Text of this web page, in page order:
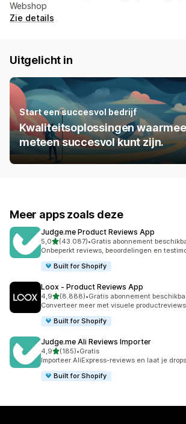
Webshop
Zie details
Uitgelicht in
Start een succesvol bedrijf
Kwaliteitsoplossingen
meteen succesvol kunt zijn.
Meer apps zoals deze
Judge.me Product Reviews App
5,0van 5 sterren
(43.087)
43087 recensies in totaal
•Gratis abonnement
Onbeperkt reviews, beoordelingen en
Built for Shopify
Loox ‑ Product Reviews App
4,9van 5 sterren
(8.888)
8888 recensies in totaal
•Gratis abonnement
Converteer meer met visuele
Built for Shopify
Judge.me Ali Reviews Importer
4,9van 5 sterren
(185)
185 recensies in totaal
•Gratis
Importeer AliExpress-reviews en laat je
Built for Shopify